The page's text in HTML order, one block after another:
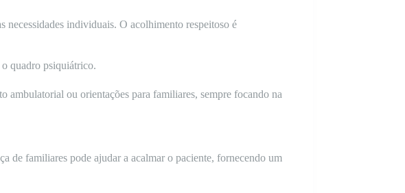
individuais. O acolhimento respeitoso é
quadro psiquiátrico.
ambulatorial ou orientações para familiares, sempre focando na
de familiares pode ajudar a acalmar o paciente, fornecendo um